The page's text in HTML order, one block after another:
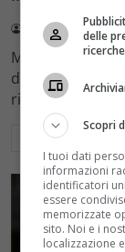
Redazione Velvet
Mediaset
della Fortuna
rinviando a
Leggi di più
delle
Scopri
I tuoi dati
informazioni
identificatori
essere
memorizzate
sito. Noi e i
localizzazione